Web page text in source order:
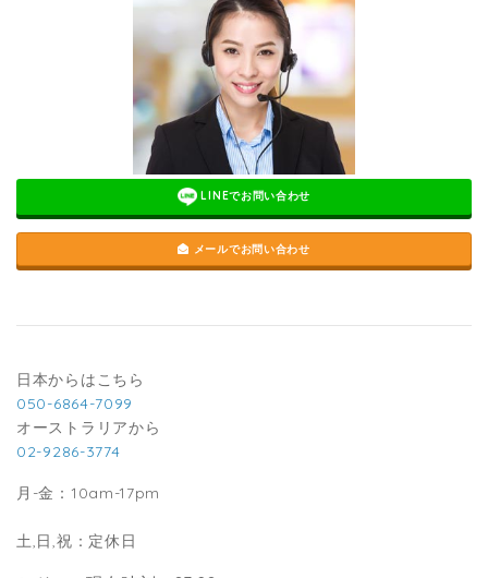
LINEでお問い合わせ
メールでお問い合わせ
日本からはこちら
050-6864-7099
オーストラリアから
02-9286-3774
月-金：10am-17pm
土,日,祝：定休日